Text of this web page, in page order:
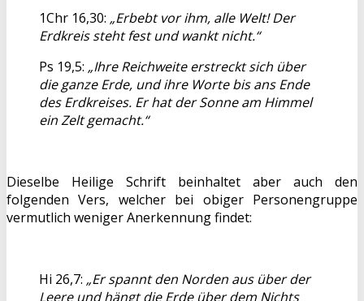
1Chr 16,30: „Erbebt vor ihm, alle Welt! Der
Erdkreis steht fest und wankt nicht.“
Ps 19,5: „Ihre Reichweite erstreckt sich über
die ganze Erde, und ihre Worte bis ans Ende
des Erdkreises. Er hat der Sonne am Himmel
ein Zelt gemacht.“
Dieselbe Heilige Schrift beinhaltet aber auch den
folgenden Vers, welcher bei obiger Personengruppe
vermutlich weniger Anerkennung findet:
Hi 26,7: „Er spannt den Norden aus über der
Leere und hängt die Erde über dem Nichts